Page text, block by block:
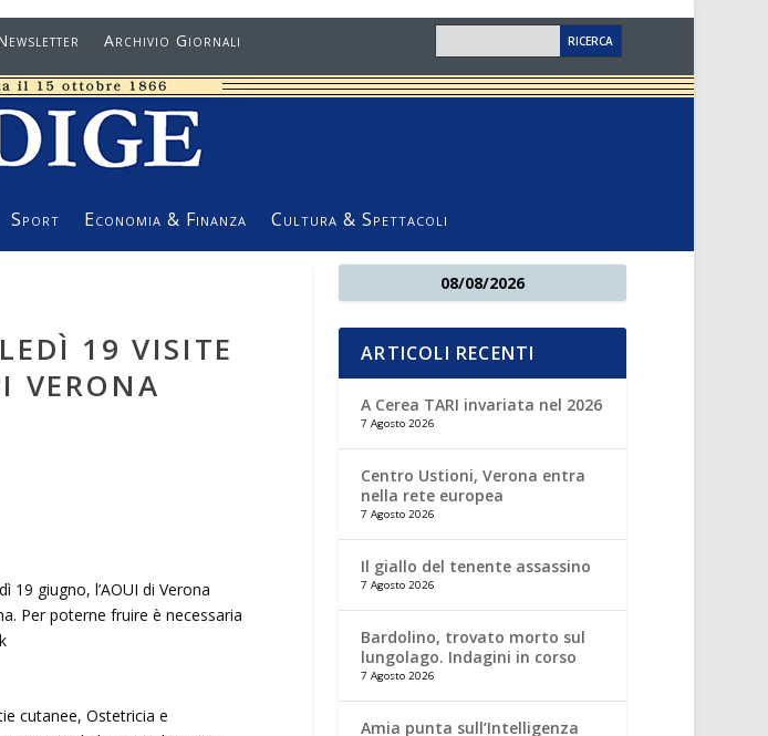
Archivio Giornali
Sport Economia & Finanza Cultura & Spettacoli
19 VISITE
VERONA
19 giugno, l’AOUI di Verona
Per poterne fruire è necessaria
cutanee, Ostetricia e
08/08/2026
ARTICOLI RECENTI
A Cerea TARI invariata nel 2026
7 Agosto 2026
Centro Ustioni, Verona entra
nella rete europea
7 Agosto 2026
Il giallo del tenente assassino
7 Agosto 2026
Bardolino, trovato morto sul
lungolago. Indagini in corso
7 Agosto 2026
Amia punta sull’Intelligenza